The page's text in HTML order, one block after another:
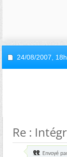
24/08/2007,
Re :
Envoyé